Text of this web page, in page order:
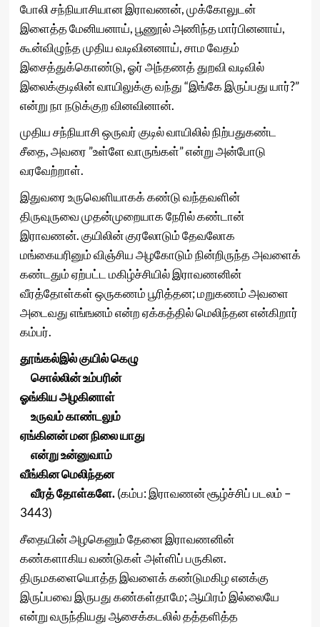
போலி சந்நியாசியான இராவணன், முக்கோலுடன்
இளைத்த மேனியனாய், பூணூல் அணிந்த மார்பினனாய்,
கூன்விழுந்த முதிய வடிவினனாய், சாம வேதம்
இசைத்துக்கொண்டு, ஓர் அந்தணத் துறவி வடிவில்
இலைக்குடிலின் வாயிலுக்கு வந்து “இங்கே இருப்பது யார்?”
என்று நா நடுக்குற வினவினான்.
முதிய சந்நியாசி ஒருவர் குடில் வாயிலில் நிற்பதுகண்ட
சீதை, அவரை ”உள்ளே வாருங்கள்” என்று அன்போடு
வரவேற்றாள்.
இதுவரை உருவெளியாகக் கண்டு வந்தவளின்
திருவுருவை முதன்முறையாக நேரில் கண்டான்
இராவணன். குயிலின் குரலோடும் தேவலோக
மங்கையரினும் விஞ்சிய அழகோடும் நின்றிருந்த அவளைக்
கண்டதும் ஏற்பட்ட மகிழ்ச்சியில் இராவணனின்
வீரத்தோள்கள் ஒருகணம் பூரித்தன; மறுகணம் அவளை
அடைவது எங்ஙனம் என்ற ஏக்கத்தில் மெலிந்தன என்கிறார்
கம்பர்.
தூங்கல்இல் குயில் கெழு
சொல்லின் உம்பரின்
ஓங்கிய அழகினாள்
உருவம் காண்டலும்
ஏங்கினன் மன நிலை யாது
என்று உன்னுவாம்
வீங்கின மெலிந்தன
வீரத் தோள்களே.(கம்ப: இராவணன் சூழ்ச்சிப் படலம் –
3443)
சீதையின் அழகெனும் தேனை இராவணனின்
கண்களாகிய வண்டுகள் அள்ளிப் பருகின.
திருமகளையொத்த இவளைக் கண்டுமகிழ எனக்கு
இருப்பவை இருபது கண்கள்தாமே; ஆயிரம் இல்லையே
என்று வருந்தியது ஆசைக்கடலில் தத்தளித்த